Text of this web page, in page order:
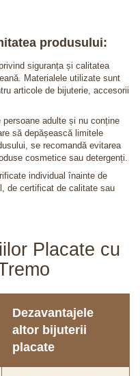
produsului:
siguranța și calitatea
Materialele utilizate sunt
articole de bijuterie, accesorii
adulte și nu conține
să depășească limitele
se recomandă evitarea
cosmetice sau detergenți.
individual înainte de
de certificat de calitate sau
Placate cu
Dezavantajele
altor bijuterii
placate